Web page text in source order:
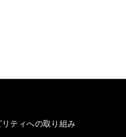
ティへの取り組み